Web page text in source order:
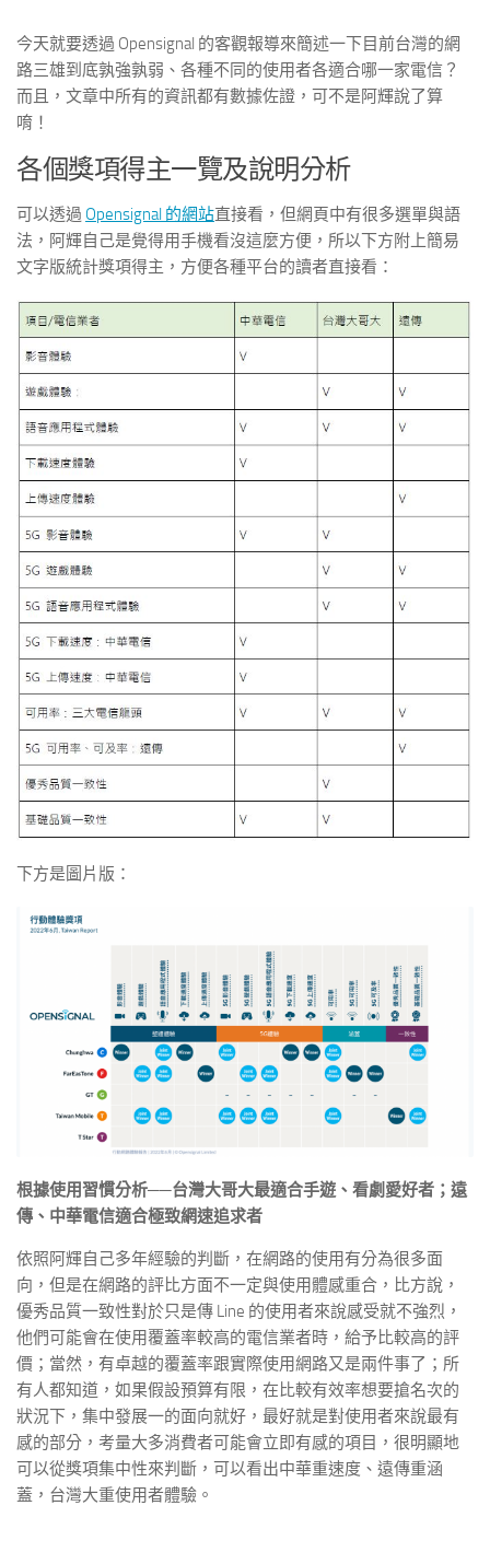
今天就要透過 Opensignal 的客觀報導來簡述一下目前台灣的網
路三雄到底孰強孰弱、各種不同的使用者各適合哪一家電信？
而且，文章中所有的資訊都有數據佐證，可不是阿輝說了算
唷！
各個獎項得主一覽及說明分析
可以透過 Opensignal 的網站直接看，但網頁中有很多選單與語
法，阿輝自己是覺得用手機看沒這麼方便，所以下方附上簡易
文字版統計獎項得主，方便各種平台的讀者直接看：
下方是圖片版：
根據使用習慣分析──台灣大哥大最適合手遊、看劇愛好者；遠
傳、中華電信適合極致網速追求者
依照阿輝自己多年經驗的判斷，在網路的使用有分為很多面
向，但是在網路的評比方面不一定與使用體感重合，比方說，
優秀品質一致性對於只是傳 Line 的使用者來說感受就不強烈，
他們可能會在使用覆蓋率較高的電信業者時，給予比較高的評
價；當然，有卓越的覆蓋率跟實際使用網路又是兩件事了；所
有人都知道，如果假設預算有限，在比較有效率想要搶名次的
狀況下，集中發展一的面向就好，最好就是對使用者來說最有
感的部分，考量大多消費者可能會立即有感的項目，很明顯地
可以從獎項集中性來判斷，可以看出中華重速度、遠傳重涵
蓋，台灣大重使用者體驗。